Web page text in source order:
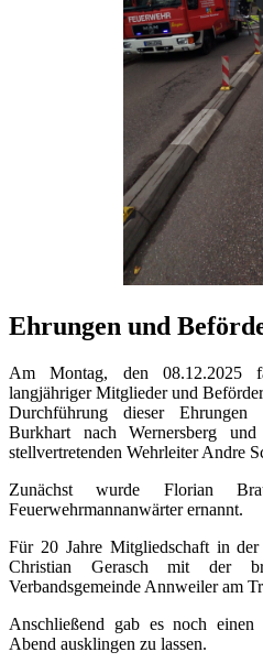
Ehrungen und
Am Montag, den 08.12.2025
langjähriger Mitglieder und
Durchführung dieser Ehrungen
Burkhart nach Wernersberg
stellvertretenden Wehrleiter Andre
Zunächst wurde Florian
Feuerwehrmannanwärter ernannt.
Für 20 Jahre Mitgliedschaft in
Christian Gerasch mit der
Verbandsgemeinde Annweiler am
Anschließend gab es noch einen
Abend ausklingen zu lassen.